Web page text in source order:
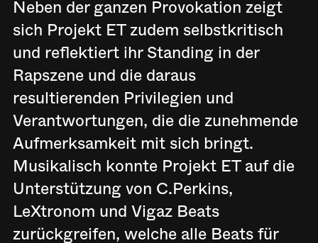
Neben der ganzen Provokation zeigt
sich Projekt ET zudem selbstkritisch
und reflektiert ihr Standing in der
Rapszene und die daraus
resultierenden Privilegien und
Verantwortungen, die die zunehmende
Aufmerksamkeit mit sich bringt.
Musikalisch konnte Projekt ET auf die
Unterstützung von C.Perkins,
LeXtronom und Vigaz Beats
zurückgreifen, welche alle Beats für